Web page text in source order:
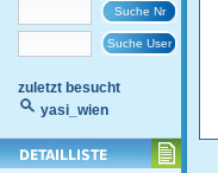
zuletzt besucht
yasi_wien